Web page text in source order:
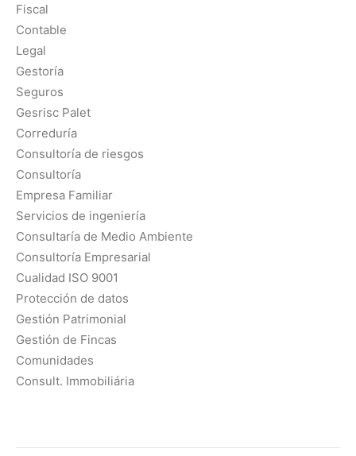
Fiscal
Contable
Legal
Gestoría
Seguros
Gesrisc Palet
Correduría
Consultoría de riesgos
Consultoría
Empresa Familiar
Servicios de ingeniería
Consultaría de Medio Ambiente
Consultoría Empresarial
Cualidad ISO 9001
Protección de datos
Gestión Patrimonial
Gestión de Fincas
Comunidades
Consult. Immobiliária